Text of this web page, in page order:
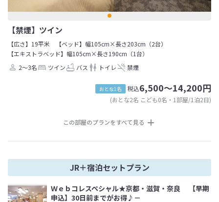
【禁煙】ツイン
【広さ】19平米
【ベッド】幅105cm×長さ203cm（2台）
【エキストラベッド】幅105cm×長さ190cm（1台）
2～3名
ツイン バス トイレ 禁煙
おとな1名 税込6,500～14,200円
(おとな2名 こども0名・1部屋/1泊2日)
この部屋のプランをすべて見る
JR＋宿泊セットプラン
Ｗｅｂコレスペシャル★京都・滋賀・奈良 【早期
申込】30日前までがお得♪－